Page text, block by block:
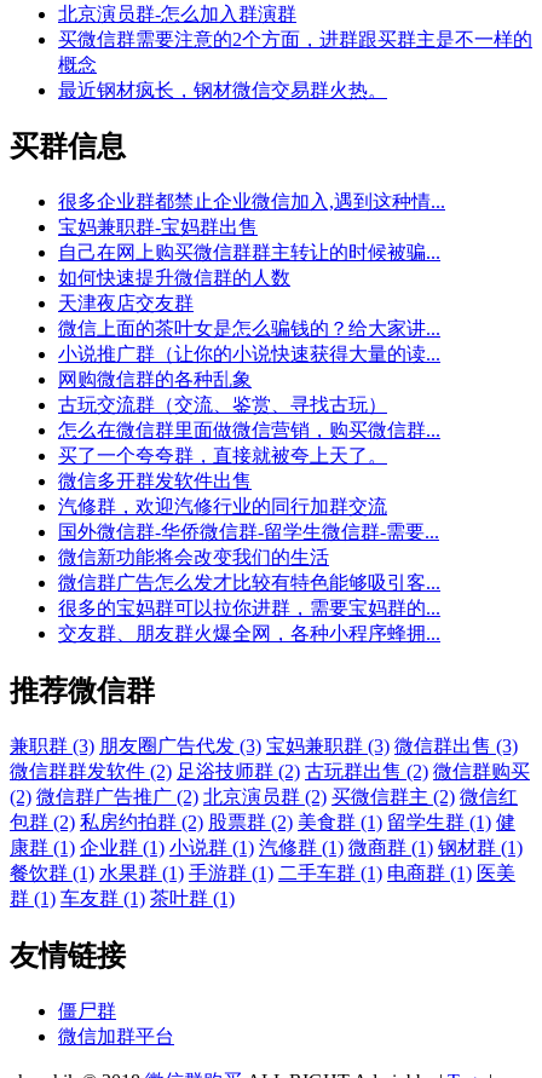
北京演员群-怎么加入群演群
买微信群需要注意的2个方面，进群跟买群主是不一样的
概念
最近钢材疯长，钢材微信交易群火热。
买群信息
很多企业群都禁止企业微信加入,遇到这种情...
宝妈兼职群-宝妈群出售
自己在网上购买微信群群主转让的时候被骗...
如何快速提升微信群的人数
天津夜店交友群
微信上面的茶叶女是怎么骗钱的？给大家讲...
小说推广群（让你的小说快速获得大量的读...
网购微信群的各种乱象
古玩交流群（交流、鉴赏、寻找古玩）
怎么在微信群里面做微信营销，购买微信群...
买了一个夸夸群，直接就被夸上天了。
微信多开群发软件出售
汽修群，欢迎汽修行业的同行加群交流
国外微信群-华侨微信群-留学生微信群-需要...
微信新功能将会改变我们的生活
微信群广告怎么发才比较有特色能够吸引客...
很多的宝妈群可以拉你进群，需要宝妈群的...
交友群、朋友群火爆全网，各种小程序蜂拥...
推荐微信群
兼职群 (3) 朋友圈广告代发 (3) 宝妈兼职群 (3) 微信群出售 (3)
微信群群发软件 (2) 足浴技师群 (2) 古玩群出售 (2) 微信群购买
(2) 微信群广告推广 (2) 北京演员群 (2) 买微信群主 (2) 微信红
包群 (2) 私房约拍群 (2) 股票群 (2) 美食群 (1) 留学生群 (1) 健
康群 (1) 企业群 (1) 小说群 (1) 汽修群 (1) 微商群 (1) 钢材群 (1)
餐饮群 (1) 水果群 (1) 手游群 (1) 二手车群 (1) 电商群 (1) 医美
群 (1) 车友群 (1) 茶叶群 (1)
友情链接
僵尸群
微信加群平台